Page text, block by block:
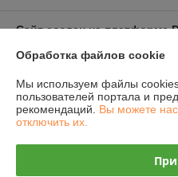
Сайт создан на платформе
Информация для покупателя
Юридическое лицо:ООО
Республика Беларусь, г.
Регистрационный номер ЕГР:
Обработка файлов cookie
Мы используем файлы
пользователей портала и
рекомендаций. Вы можете
отключить их.